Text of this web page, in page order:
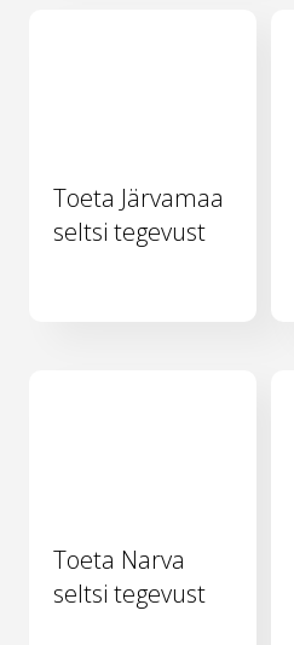
Toeta Järvamaa
seltsi tegevust
Toeta Narva
seltsi tegevust